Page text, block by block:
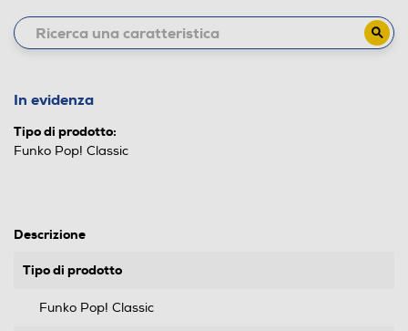
In evidenza
Tipo di prodotto:
Funko Pop! Classic
Descrizione
Tipo di prodotto
Funko Pop! Classic